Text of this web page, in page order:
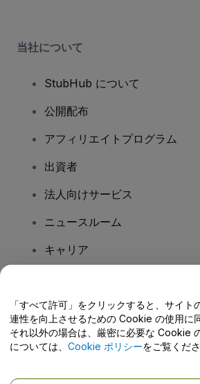
当社について
StubHub について
公開配布
アフィリエイトプログラム
出資者
法人向けサービス
ニュースルーム
キャリア
ご質問はありますか?
ヘルプセンター / こちらまで
「すべて許可」をクリックすると、サイ
連性を向上させるための Cookie の使用に
それ以外の場合は、厳密に必要な Cookie
については、 Cookie ポリシーをご覧くださ